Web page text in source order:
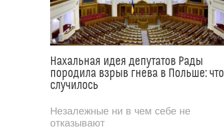
Нахальная идея депутатов Рады
породила взрыв гнева в Польше: что
случилось
Незалежные ни в чем себе не
отказывают